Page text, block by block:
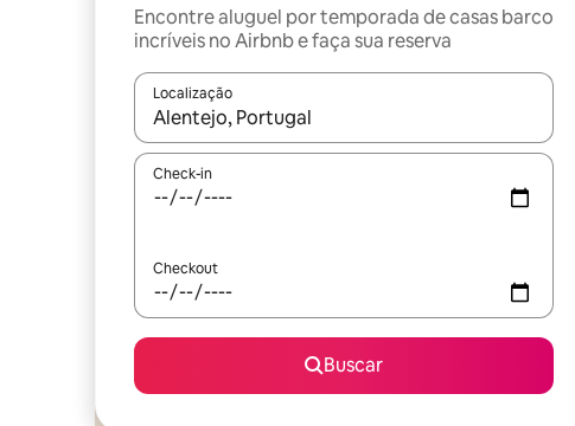
Encontre aluguel por temporada de casas barco
incríveis no Airbnb e faça sua reserva
Localização
Quando os resultados estiverem disponíveis, explore-
Check-in
Checkout
Buscar